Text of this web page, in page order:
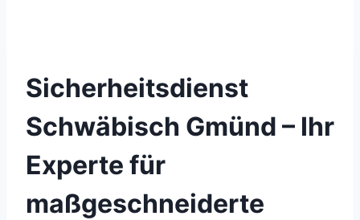
Sicherheitsdienst
Schwäbisch Gmünd – Ihr
Experte für
maßgeschneiderte